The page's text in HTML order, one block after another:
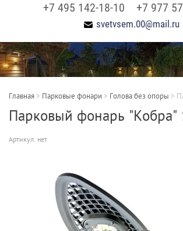
+7 495 142-18-10 +7 977
svetvsem.00@mail.ru
Главная > Парковые фонари > Голова без опоры >
Парковый фонарь "Кобра"
Артикул: нет